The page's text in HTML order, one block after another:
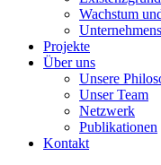
Wachstum
Projekte
Über uns
Unsere
Unser Team
Netzwerk
Publikationen
Kontakt